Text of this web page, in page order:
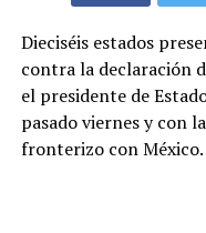
Dieciséis estados
contra la declaración
el presidente de
pasado viernes y con
fronterizo con México.